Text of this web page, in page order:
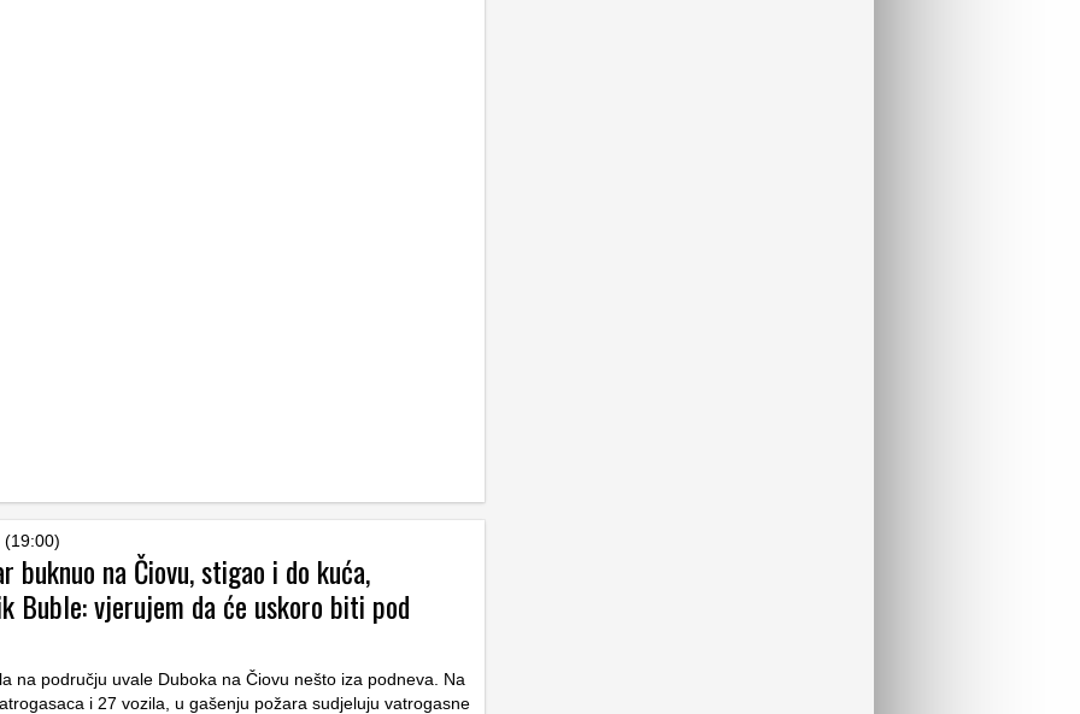
(19:00)
buknuo na Čiovu, stigao i do kuća,
Buble: vjerujem da će uskoro biti pod
na području uvale Duboka na Čiovu nešto iza podneva. Na
i 27 vozila, u gašenju požara sudjeluju vatrogasne